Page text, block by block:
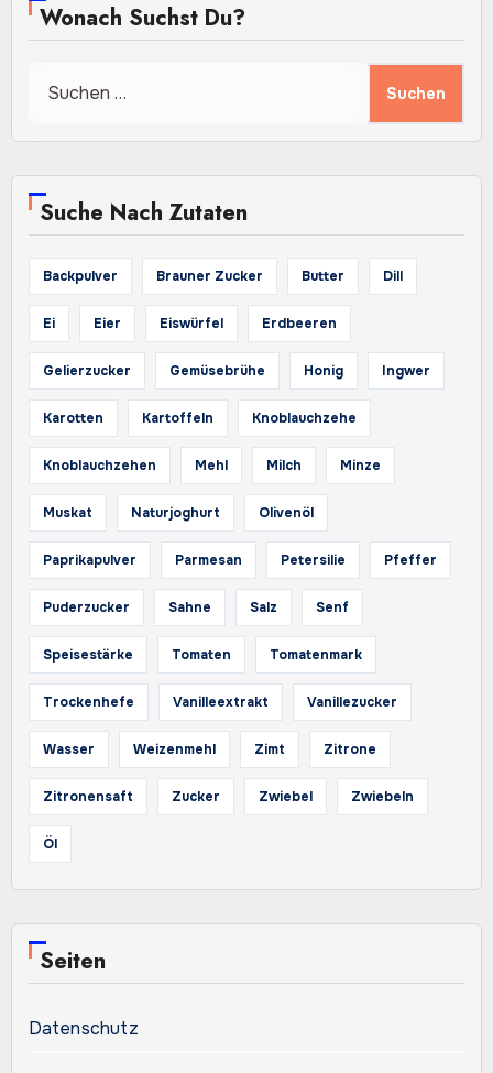
Wonach Suchst Du?
Suche Nach Zutaten
Backpulver Brauner Zucker Butter Dill
Ei Eier Eiswürfel Erdbeeren
Gelierzucker Gemüsebrühe Honig Ingwer
Karotten Kartoffeln Knoblauchzehe
Knoblauchzehen Mehl Milch Minze
Muskat Naturjoghurt Olivenöl
Paprikapulver Parmesan Petersilie Pfeffer
Puderzucker Sahne Salz Senf
Speisestärke Tomaten Tomatenmark
Trockenhefe Vanilleextrakt Vanillezucker
Wasser Weizenmehl Zimt Zitrone
Zitronensaft Zucker Zwiebel Zwiebeln
Öl
Seiten
Datenschutz